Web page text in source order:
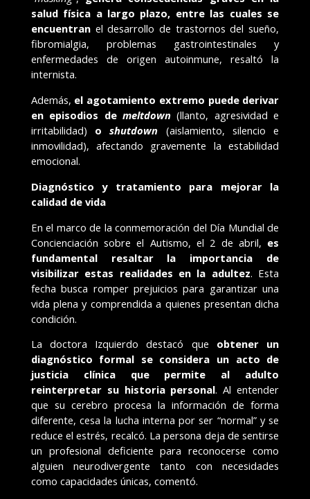
salud física a largo plazo, entre las cuales se
encuentran el desarrollo de trastornos del sueño,
fibromialgia, problemas gastrointestinales y
enfermedades de origen autoinmune, resaltó la
internista.
Además, el agotamiento extremo puede derivar
en episodios de meltdown (llanto, agresividad e
irritabilidad) oshutdown (aislamiento, silencio e
inmovilidad), afectando gravemente la estabilidad
emocional.
Diagnóstico y tratamiento para mejorar la
calidad de vida
En el marco de la conmemoración del Día Mundial de
Concienciación sobre el Autismo, el 2 de abril, es
fundamental resaltar la importancia de
visibilizar estas realidades en la adultez. Esta
fecha busca romper prejuicios para garantizar una
vida plena y comprendida a quienes presentan dicha
condición.
La doctora Izquierdo destacó que obtener un
diagnóstico formal se considera un acto de
justicia clínica que permite al adulto
reinterpretar su historia personal. Al entender
que su cerebro procesa la información de forma
diferente, cesa la lucha interna por ser “normal” y se
reduce el estrés, recalcó. La persona deja de sentirse
un profesional deficiente para reconocerse como
alguien neurodivergente tanto con necesidades
como capacidades únicas, comentó.